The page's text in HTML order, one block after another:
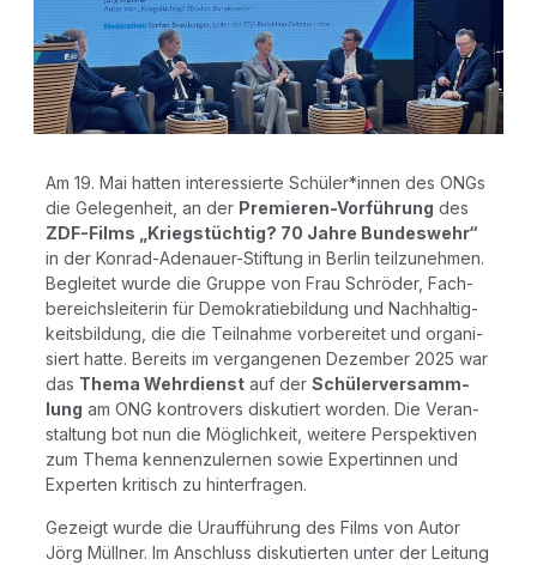
Am 19. Mai hat­ten inter­es­sier­te Schüler*innen des ONGs
die Gele­gen­heit, an der Pre­mie­ren-Vor­füh­rung des
ZDF-Films „Kriegs­tüch­tig? 70 Jah­re Bun­des­wehr“
in der Kon­rad-Ade­nau­er-Stif­tung in Ber­lin teil­zu­neh­men.
Beglei­tet wur­de die Grup­pe von Frau Schrö­der, Fach­
be­reichs­lei­te­rin für Demo­kra­tie­bil­dung und Nach­hal­tig­
keits­bil­dung, die die Teil­nah­me vor­be­rei­tet und orga­ni­
siert hat­te. Bereits im ver­gan­ge­nen Dezem­ber 2025 war
das The­ma Wehr­dienst auf der Schü­ler­ver­samm­
lung am ONG kon­tro­vers dis­ku­tiert wor­den. Die Ver­an­
stal­tung bot nun die Mög­lich­keit, wei­te­re Per­spek­ti­ven
zum The­ma ken­nen­zu­ler­nen sowie Exper­tin­nen und
Exper­ten kri­tisch zu hinterfragen.
Gezeigt wur­de die Urauf­füh­rung des Films von Autor
Jörg Müll­ner. Im Anschluss dis­ku­tier­ten unter der Lei­tung